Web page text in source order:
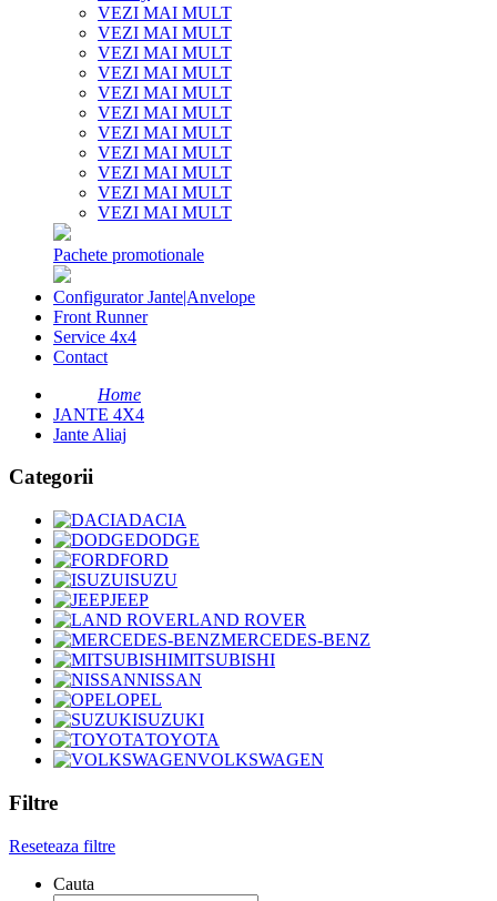
VEZI MAI MULT
VEZI MAI MULT
VEZI MAI MULT
VEZI MAI MULT
VEZI MAI MULT
VEZI MAI MULT
VEZI MAI MULT
VEZI MAI MULT
VEZI MAI MULT
VEZI MAI MULT
VEZI MAI MULT
Pachete promotionale
Configurator Jante|Anvelope
Front Runner
Service 4x4
Contact
Home
JANTE 4X4
Jante Aliaj
Categorii
DACIA
DODGE
FORD
ISUZU
JEEP
LAND ROVER
MERCEDES-BENZ
MITSUBISHI
NISSAN
OPEL
SUZUKI
TOYOTA
VOLKSWAGEN
Filtre
Reseteaza filtre
Cauta